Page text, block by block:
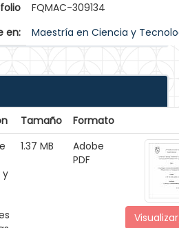
FQMAC-309134
en:
Maestría en Ciencia y
Tamaño
Formato
y
1.37 MB
Adobe
PDF